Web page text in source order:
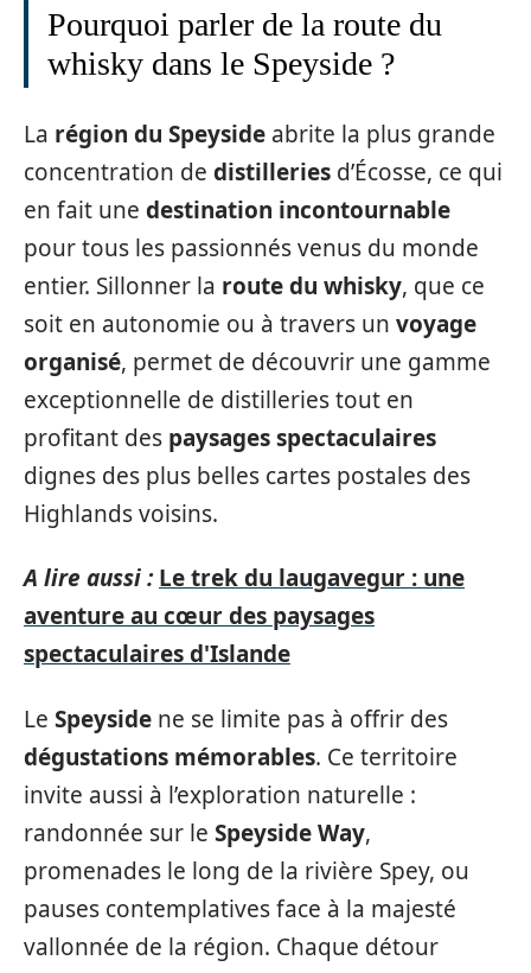
Pourquoi parler de la route du
whisky dans le Speyside ?
La région du Speyside abrite la plus grande
concentration de distilleries d’Écosse, ce qui
en fait une destination incontournable
pour tous les passionnés venus du monde
entier. Sillonner la route du whisky, que ce
soit en autonomie ou à travers un voyage
organisé, permet de découvrir une gamme
exceptionnelle de distilleries tout en
profitant des paysages spectaculaires
dignes des plus belles cartes postales des
Highlands voisins.
A lire aussi : Le trek du laugavegur : une
aventure au cœur des paysages
spectaculaires d'Islande
Le Speyside ne se limite pas à offrir des
dégustations mémorables. Ce territoire
invite aussi à l’exploration naturelle :
randonnée sur le Speyside Way,
promenades le long de la rivière Spey, ou
pauses contemplatives face à la majesté
vallonnée de la région. Chaque détour